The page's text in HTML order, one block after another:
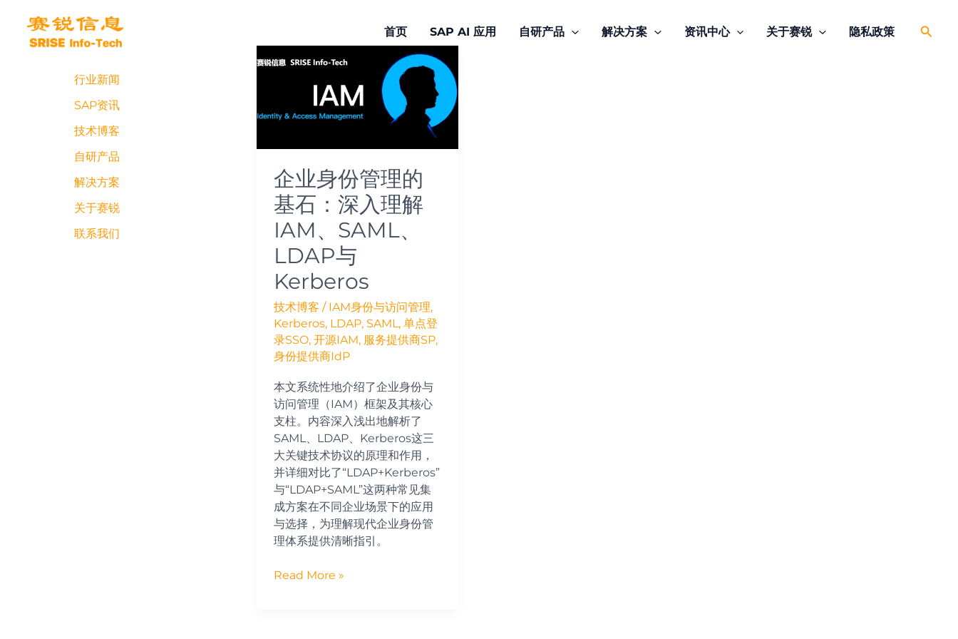
首页 SAP AI 应用 自研产品 解决方案 资讯中心 关于赛锐 隐私政策
搜
行业新闻
SAP资讯
技术博客
自研产品
解决方案
关于赛锐
联系我们
企业身份管理的
基石：深入理解
IAM、SAML、
LDAP与
Kerberos
技术博客 / IAM身份与访问管理,
Kerberos, LDAP, SAML, 单点登
录SSO, 开源IAM, 服务提供商SP,
身份提供商IdP
本文系统性地介绍了企业身份与
访问管理（IAM）框架及其核心
支柱。内容深入浅出地解析了
SAML、LDAP、Kerberos这三
大关键技术协议的原理和作用，
并详细对比了“LDAP+Kerberos”
与“LDAP+SAML”这两种常见集
成方案在不同企业场景下的应用
与选择，为理解现代企业身份管
理体系提供清晰指引。
业
管
基
石：
深
入
理
解
IAM、
SAML、
LDAP
与
Kerberos
Read More »